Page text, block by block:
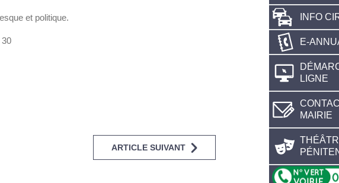
et politique.
30
ARTICLE SUIVANT
INFO
E-
LIGNE
MAIRIE